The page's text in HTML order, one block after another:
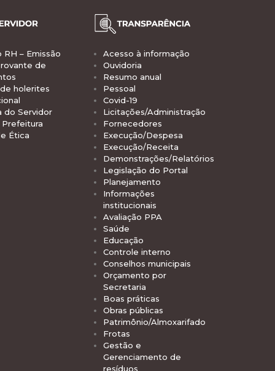
– Emissão
de
holerites
do Servidor
Ética
Acesso à informação
Ouvidoria
Resumo anual
Pessoal
Covid-19
Licitações/Administração
Fornecedores
Execução/Despesa
Execução/Receita
Demonstrações/Relatórios
Legislação do Portal
Planejamento
Informações
institucionais
Avaliação PPA
Saúde
Educação
Controle interno
Conselhos municipais
Orçamento por
Secretaria
Boas práticas
Obras públicas
Patrimônio/Almoxarifado
Frotas
Gestão e
Gerenciamento de
resíduos